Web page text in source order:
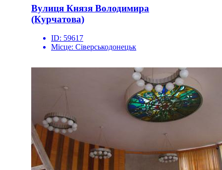
Вулиця Князя Володимира
(Курчатова)
ID: 59617
Місце: Сіверськодонецьк